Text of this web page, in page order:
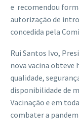
e recomendou
autorização de
concedida pela
Rui Santos Ivo,
nova vacina obteve
qualidade,
disponibilidade de
Vacinação e em
combater a